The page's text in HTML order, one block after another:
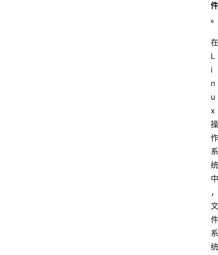
件
。
在
L
i
n
u
x
操
作
系
统
中
，
文
件
系
统